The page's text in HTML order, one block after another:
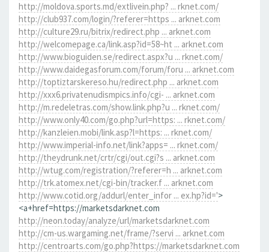
http://moldova.sports.md/extlivein.php? ... rknet.com/
http://club937.com/login/?referer=https ... arknet.com
http://culture29.ru/bitrix/redirect.php ... arknet.com
http://welcomepage.ca/link.asp?id=58~ht ... arknet.com
http://www.bioguiden.se/redirect.aspx?u ... rknet.com/
http://www.daidegasforum.com/forum/foru ... arknet.com
http://toptiztarskereso.hu/redirect.php ... arknet.com
http://xxx6.privatenudismpics.info/cgi- ... arknet.com
http://m.redeletras.com/show.link.php?u ... rknet.com/
http://www.only40.com/go.php?url=https: ... rknet.com/
http://kanzleien.mobi/link.asp?l=https: ... rknet.com/
http://www.imperial-info.net/link?apps= ... rknet.com/
http://theydrunk.net/crtr/cgi/out.cgi?s ... arknet.com
http://wtug.com/registration/?referer=h ... arknet.com
http://trk.atomex.net/cgi-bin/tracker.f ... arknet.com
http://www.cotid.org/addurl/enter_infor ... ex.hp?id='>
<a+href=https://marketsdarknet.com
http://neon.today/analyze/url/marketsdarknet.com
http://cm-us.wargaming.net/frame/?servi ... arknet.com
http://centroarts.com/go.php?https://marketsdarknet.com